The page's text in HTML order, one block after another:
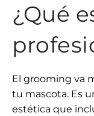
¿Qué
El grooming va
tu mascota. Es
estética que